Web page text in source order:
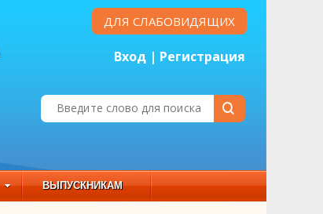
ДЛЯ СЛАБОВИДЯЩИХ
Вход | Регистрация
ВЫПУСКНИКАМ